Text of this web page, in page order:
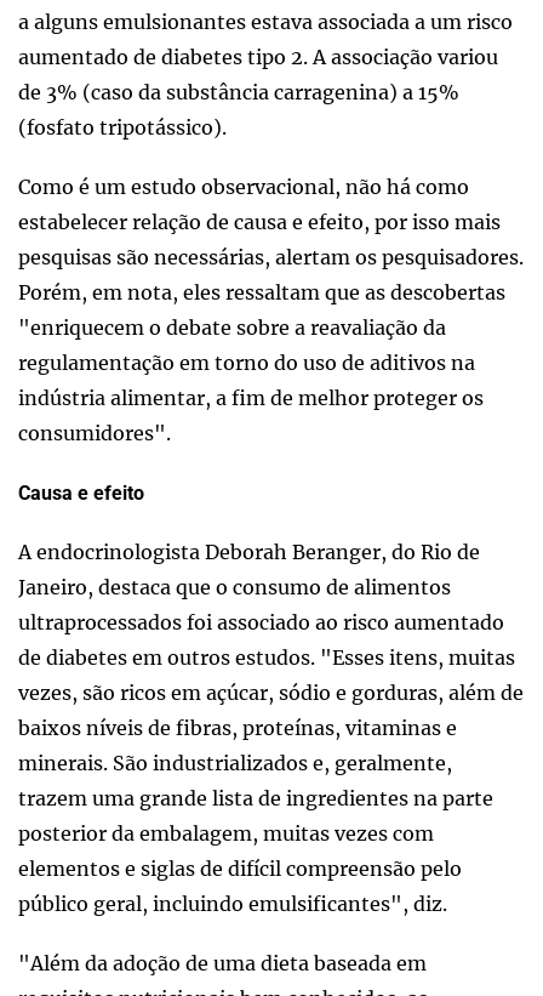
a alguns emulsionantes estava associada a um risco
aumentado de diabetes tipo 2. A associação variou
de 3% (caso da substância carragenina) a 15%
(fosfato tripotássico).
Como é um estudo observacional, não há como
estabelecer relação de causa e efeito, por isso mais
pesquisas são necessárias, alertam os pesquisadores.
Porém, em nota, eles ressaltam que as descobertas
"enriquecem o debate sobre a reavaliação da
regulamentação em torno do uso de aditivos na
indústria alimentar, a fim de melhor proteger os
consumidores".
Causa e efeito
A endocrinologista Deborah Beranger, do Rio de
Janeiro, destaca que o consumo de alimentos
ultraprocessados foi associado ao risco aumentado
de diabetes em outros estudos. "Esses itens, muitas
vezes, são ricos em açúcar, sódio e gorduras, além de
baixos níveis de fibras, proteínas, vitaminas e
minerais. São industrializados e, geralmente,
trazem uma grande lista de ingredientes na parte
posterior da embalagem, muitas vezes com
elementos e siglas de difícil compreensão pelo
público geral, incluindo emulsificantes", diz.
"Além da adoção de uma dieta baseada em